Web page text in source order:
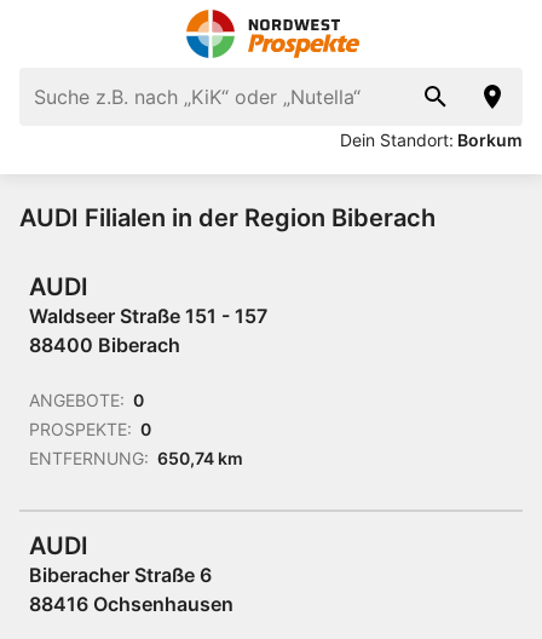
Dein Standort: Borkum
AUDI Filialen in der Region Biberach
AUDI
Waldseer Straße 151 - 157
88400 Biberach
ANGEBOTE: 0
PROSPEKTE: 0
ENTFERNUNG: 650,74 km
AUDI
Biberacher Straße 6
88416 Ochsenhausen